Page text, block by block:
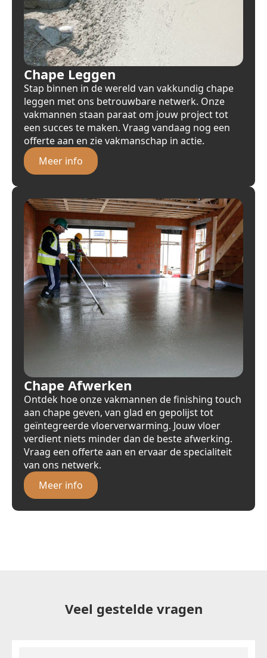
Chape Leggen
Stap binnen in de wereld van vakkundig chape
leggen met ons betrouwbare netwerk. Onze
vakmannen staan paraat om jouw project tot
een succes te maken. Vraag vandaag nog een
offerte aan en zie vakmanschap in actie.
Meer info
Chape Afwerken
Ontdek hoe onze vakmannen de finishing touch
aan chape geven, van glad en gepolijst tot
geïntegreerde vloerverwarming. Jouw vloer
verdient niets minder dan de beste afwerking.
Vraag een offerte aan en ervaar de specialiteit
van ons netwerk.
Meer info
Veel gestelde vragen